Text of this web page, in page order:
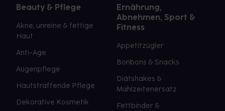
Beauty & Pflege
Akne, unreine & fettige
Haut
Anti-Age
Augenpflege
Hautstraffende Pflege
Dekorative Kosmetik
Ernährung,
Abnehmen, Sport &
Fitness
Appetitzügler
Bonbons & Snacks
Diätshakes &
Mahlzeitenersatz
Fettbinder &